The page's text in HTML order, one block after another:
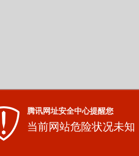
腾讯网址安全中心提醒您
当前网站危险状况未知